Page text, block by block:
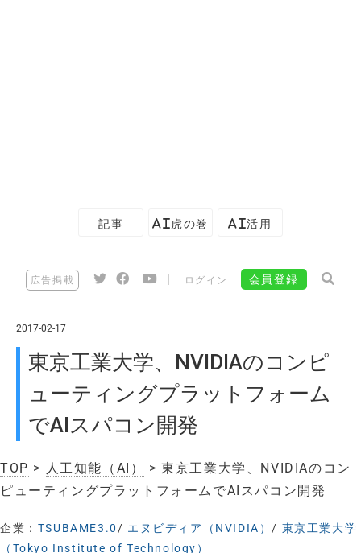
記事 AI虎の巻 AI活用
広告掲載 ログイン 会員登録
2017-02-17
東京工業大学、NVIDIAのコンピ
ューティングプラットフォーム
でAIスパコン開発
TOP > 人工知能（AI）
> 東京工業大学、NVIDIAのコン
ピューティングプラットフォームでAIスパコン開発
企業： TSUBAME3.0/ エヌビディア（NVIDIA）/ 東京工業大学
（Tokyo Institute of Technology）